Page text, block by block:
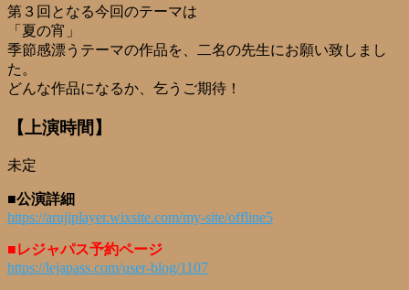
第３回となる今回のテーマは
「夏の宵」
季節感漂うテーマの作品を、二名の先生にお願い致しまし
た。
どんな作品になるか、乞うご期待！
【上演時間】
未定
■公演詳細
https://arujiplayer.wixsite.com/my-site/offline5
■レジャパス予約ページ
https://lejapass.com/user-blog/1107